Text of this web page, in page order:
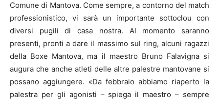
Comune di Mantova. Come sempre, a contorno del match
professionistico, vi sarà un importante sottoclou con
diversi pugili di casa nostra. Al momento saranno
presenti, pronti a dare il massimo sul ring, alcuni ragazzi
della Boxe Mantova, ma il maestro Bruno Falavigna si
augura che anche atleti delle altre palestre mantovane si
possano aggiungere. «Da febbraio abbiamo riaperto la
palestra per gli agonisti – spiega il maestro – sempre